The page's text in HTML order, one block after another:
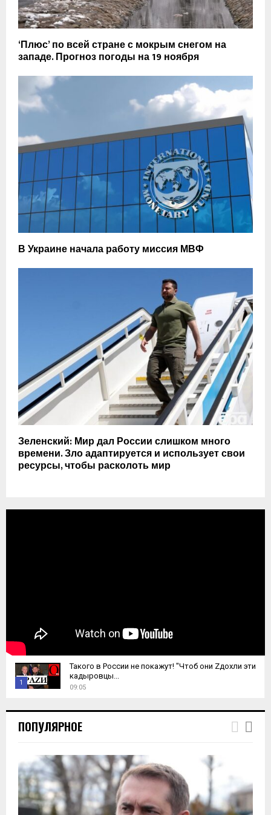
‘Плюс’ по всей стране с мокрым снегом на
западе. Прогноз погоды на 19 ноября
В Украине начала работу миссия МВФ
Зеленский: Мир дал России слишком много
времени. Зло адаптируется и использует свои
ресурсы, чтобы расколоть мир
1
h
u
n
a
Такого в России не покажут! "Чтоб они Zдохли эти
кадыровцы...
09:05
ПОПУЛЯРНОЕ